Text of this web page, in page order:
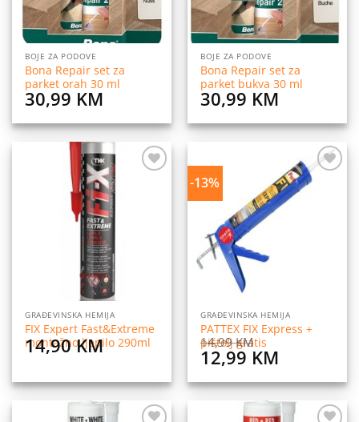
BOJE ZA PODOVE
Bona Repair set za
parket orah 30 ml
30,99 KM
BOJE ZA PODOVE
Bona Repair set za
parket bukva 30 ml
30,99 KM
GRAĐEVINSKA HEMIJA
FIX Expert Fast&Extreme
montažno ljepilo 290ml
14,90KM
-13%
GRAĐEVINSKA HEMIJA
PATTEX FIX Express +
pištolj gratis
14,99KM
Original
price
was:
14,99 KM.
12,99 KM
is:
12,99